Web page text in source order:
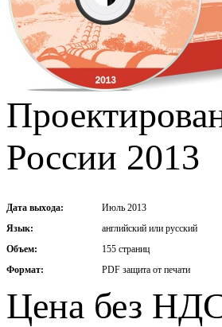
России 2013
Дата выхода:
Июль 2013
Язык:
английский или русский
Объем:
155 страниц
Формат:
PDF защита от печати
Цена без